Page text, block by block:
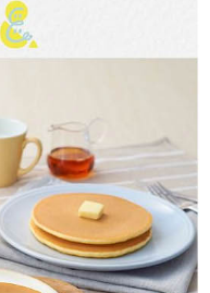
將跳轉至「AFTEE先享後付」
完成結帳。
。
中的連結，可透過四大超商／
為交易完成。
但若您需要取消訂單，請聯絡
為有效，需透過AFTEE先享
帳頁面顯示為準，若有關於
問，請聯繫「AFTEE先享後付
support/home
先享後付」服務完成之交
將交易相關給付款項請求債